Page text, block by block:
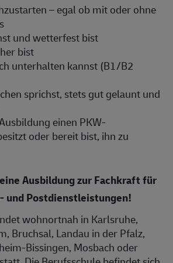
– egal ob mit oder ohne
und wetterfest bist
bist
unterhalten kannst (B1/B2
sprichst, stets gut gelaunt und
einen PKW-
oder bereit bist, ihn zu
Ausbildung zur Fachkraft für
und Postdienstleistungen!
wohnortnah in Karlsruhe,
Bruchsal, Landau in der Pfalz,
Bissingen, Mosbach oder